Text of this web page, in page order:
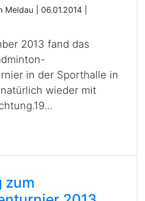
Meldau | 06.01.2014
2013 fand das
in der Sporthalle in
wieder mit
zum